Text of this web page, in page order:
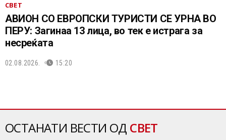
СВЕТ
АВИОН СО ЕВРОПСКИ ТУРИСТИ СЕ УРНА ВО
ПЕРУ: Загинаа 13 лица, во тек е истрага за
несреќата
02.08.2026. 15:20
ОСТАНАТИ ВЕСТИ ОД СВЕТ